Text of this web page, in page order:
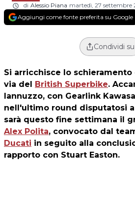
di Alessio Piana martedì, 27 settembre
Aggiungi come fonte preferita su Google
Condividi su
Si arricchisce lo
via del British Superbike.
Iannuzzo, con Gearlink
nell'ultimo round disputatosi
sarà questo fine settimana il
Alex Polita, convocato dal
Ducati in seguito alla
rapporto con Stuart Easton.